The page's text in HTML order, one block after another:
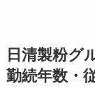
日清製粉グ
勤続年数・